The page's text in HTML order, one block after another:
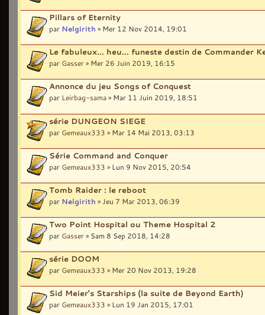
Pillars of Eternity
par Nelgirith » Mer 12 Nov 2014, 19:01
Le fabuleux... heu... funeste destin de Commander
par Gasser» Mer 26 Juin 2019, 16:15
Annonce du jeu Songs of Conquest
par Leirbag-sama» Mar 11 Juin 2019, 18:51
série DUNGEON SIEGE
par Gemeaux333 » Mar 14 Mai 2013, 03:13
Série Command and Conquer
par Gemeaux333 » Lun 9 Nov 2015, 20:54
Tomb Raider : le reboot
par Nelgirith » Jeu 7 Mar 2013, 06:39
Two Point Hospital ou Theme Hospital 2
par Gasser» Sam 8 Sep 2018, 14:28
série DOOM
par Gemeaux333 » Mer 20 Nov 2013, 19:28
Sid Meier's Starships (la suite de Beyond Earth)
par Gemeaux333 » Lun 19 Jan 2015, 17:01